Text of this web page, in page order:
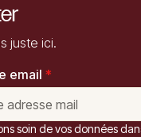
juste ici.
email *
soin de vos données